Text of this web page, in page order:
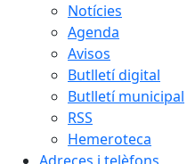
Notícies
Agenda
Avisos
Butlletí digital
Butlletí municipal
RSS
Hemeroteca